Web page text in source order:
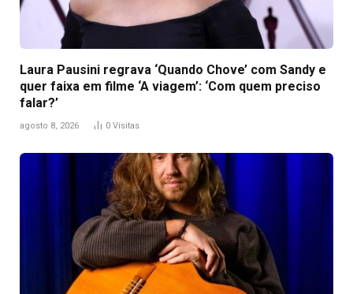
Laura Pausini regrava ‘Quando Chove’ com Sandy e
quer faixa em filme ‘A viagem’: ‘Com quem preciso
falar?’
agosto 8, 2026 0 Visitas